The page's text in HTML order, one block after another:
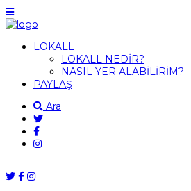
LOKALL
LOKALL NEDİR?
NASIL YER ALABİLİRİM?
PAYLAŞ
Ara